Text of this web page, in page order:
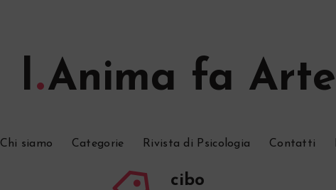
l Anima fa Arte
Chi siamo Categorie Rivista di Psicologia Contatti
cibo